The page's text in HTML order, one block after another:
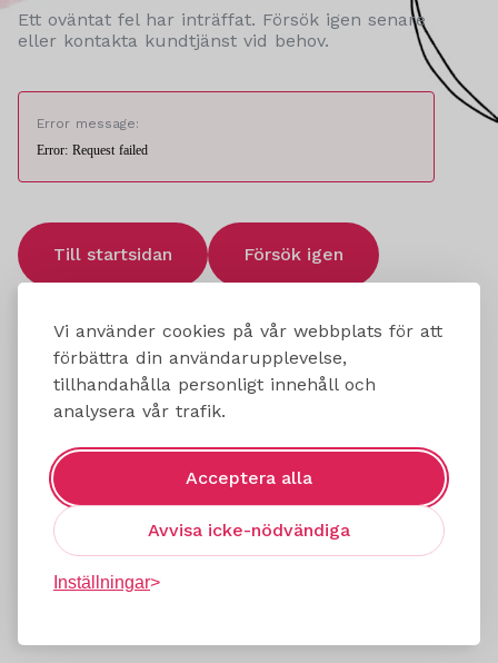
Vi använder cookies på vår webbplats för att
förbättra din användarupplevelse,
tillhandahålla personligt innehåll och
analysera vår trafik.
Acceptera alla
Avvisa icke-nödvändiga
Inställningar
Ett oväntat fel har inträffat. Försök igen senare
eller kontakta kundtjänst vid behov.
Error message:
Error: Request failed
Till startsidan Försök igen